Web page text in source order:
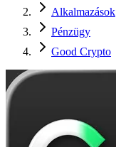
Alkalmazások
Pénzügy
Good Crypto